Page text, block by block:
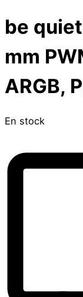
be
mm
ARGB,
En stock